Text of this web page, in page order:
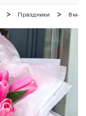
> Праздники > 8